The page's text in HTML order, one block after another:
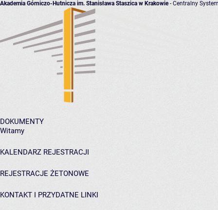
Akademia Górniczo-Hutnicza im. Stanisława Staszica w Krakowie- Centralny
DOKUMENTY
Witamy
KALENDARZ REJESTRACJI
REJESTRACJE ŻETONOWE
KONTAKT I PRZYDATNE LINKI